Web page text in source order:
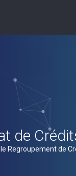
de
Regroupement de